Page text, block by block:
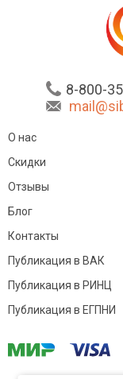
8-800-
О нас
Скидки
Отзывы
Блог
Контакты
Публикация в ВАК
Публикация в РИНЦ
Публикация в ЕГПНИ